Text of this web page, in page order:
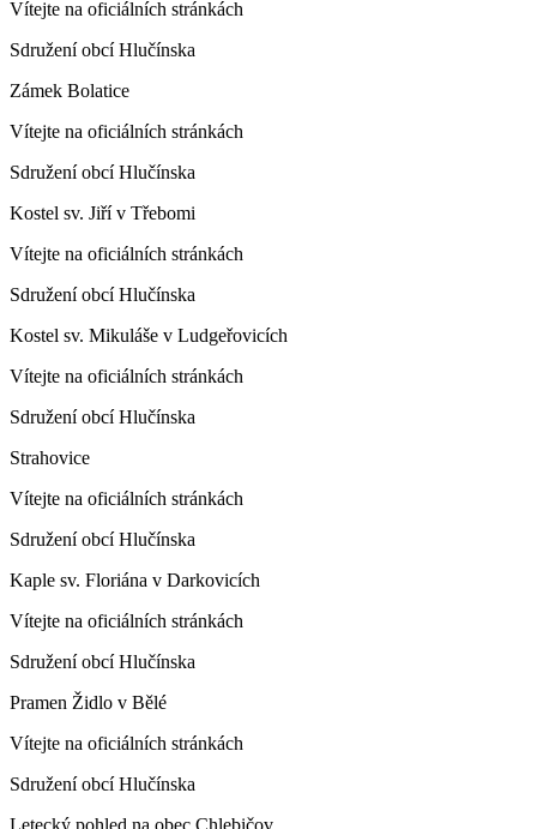
Vítejte na oficiálních stránkách
Sdružení obcí Hlučínska
Zámek Bolatice
Vítejte na oficiálních stránkách
Sdružení obcí Hlučínska
Kostel sv. Jiří v Třebomi
Vítejte na oficiálních stránkách
Sdružení obcí Hlučínska
Kostel sv. Mikuláše v Ludgeřovicích
Vítejte na oficiálních stránkách
Sdružení obcí Hlučínska
Strahovice
Vítejte na oficiálních stránkách
Sdružení obcí Hlučínska
Kaple sv. Floriána v Darkovicích
Vítejte na oficiálních stránkách
Sdružení obcí Hlučínska
Pramen Židlo v Bělé
Vítejte na oficiálních stránkách
Sdružení obcí Hlučínska
Letecký pohled na obec Chlebičov